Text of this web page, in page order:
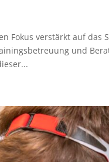
Fokus verstärkt auf das
und